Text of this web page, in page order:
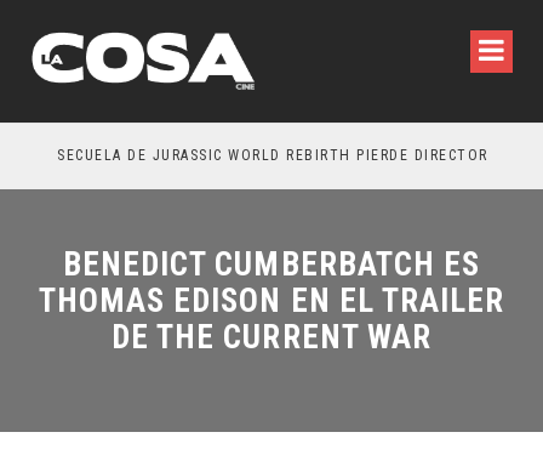
SECUELA DE JURASSIC WORLD REBIRTH PIERDE DIRECTOR
BENEDICT CUMBERBATCH ES
THOMAS EDISON EN EL TRAILER
DE THE CURRENT WAR